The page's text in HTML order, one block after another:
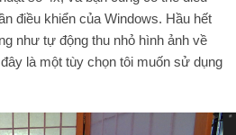
điều khiển của Windows. Hầu hết
như tự động thu nhỏ hình ảnh về
là một tùy chọn tôi muốn sử dụng